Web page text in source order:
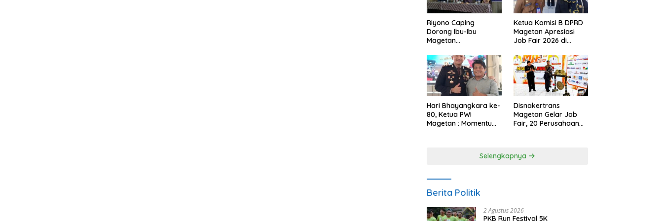
Riyono Caping
Dorong Ibu-Ibu
Magetan
Ikan, Perkuat Budaya
Gemar Makan Ikan
Ketua Komisi B DPRD
Magetan Apresiasi
Job Fair 2026 di
Anggaran
Hari Bhayangkara ke-
80, Ketua PWI
Magetan : Momentum
Disnakertrans
Magetan Gelar Job
Fair, 20 Perusahaan
Selengkapnya
Berita Politik
2 Agustus 2026
PKB Run Festival 5K